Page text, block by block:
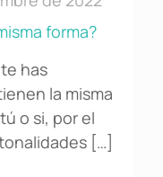
forma?
has
la misma
o si, por el
[…]